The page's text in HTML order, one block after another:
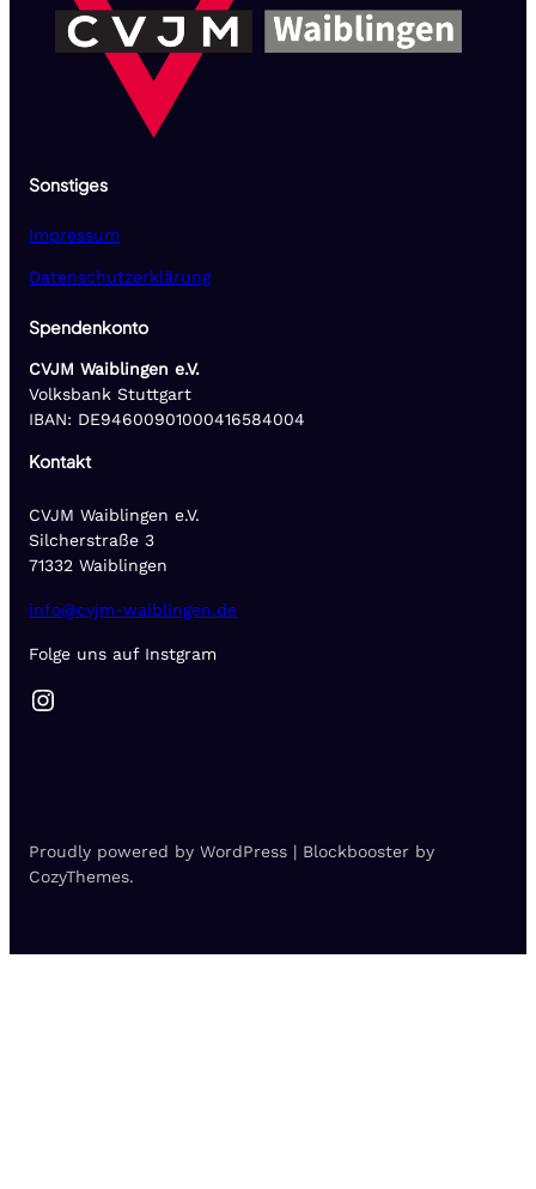
Sonstiges
Impressum
Datenschutzerklärung
Spendenkonto
CVJM Waiblingen e.V.
Volksbank Stuttgart
IBAN: DE94600901000416584004
Kontakt
CVJM Waiblingen e.V.
Silcherstraße 3
71332 Waiblingen
info@cvjm-waiblingen.de
Folge uns auf Instgram
Instagram
Proudly powered by WordPress | Blockbooster by
CozyThemes.